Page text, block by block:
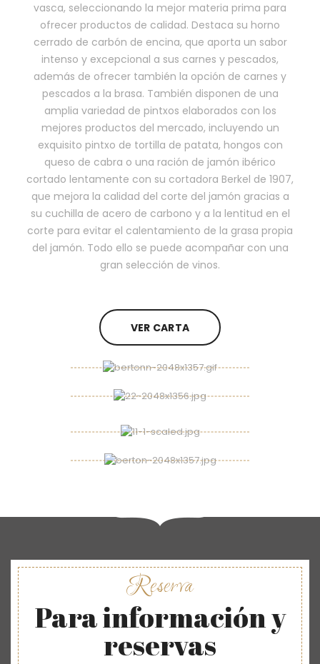
vasca, seleccionando la mejor materia prima para
ofrecer productos de calidad. Destaca su horno
cerrado de carbón de encina, que aporta un sabor
intenso y excepcional a sus carnes y pescados,
además de ofrecer también la opción de carnes y
pescados a la brasa. También disponen de una
amplia variedad de pintxos elaborados con los
mejores productos del mercado, incluyendo un
exquisito pintxo de tortilla de patata, hongos con
queso de cabra o una ración de jamón ibérico
cortado lentamente con su cortadora Berkel de 1907,
que mejora la calidad del corte del jamón gracias a
su cuchilla de acero de carbono y a la lentitud en el
corte para evitar el calentamiento de la grasa propia
del jamón. Todo ello se puede acompañar con una
gran selección de vinos.
VER CARTA
Reserva
Para información y
reservas